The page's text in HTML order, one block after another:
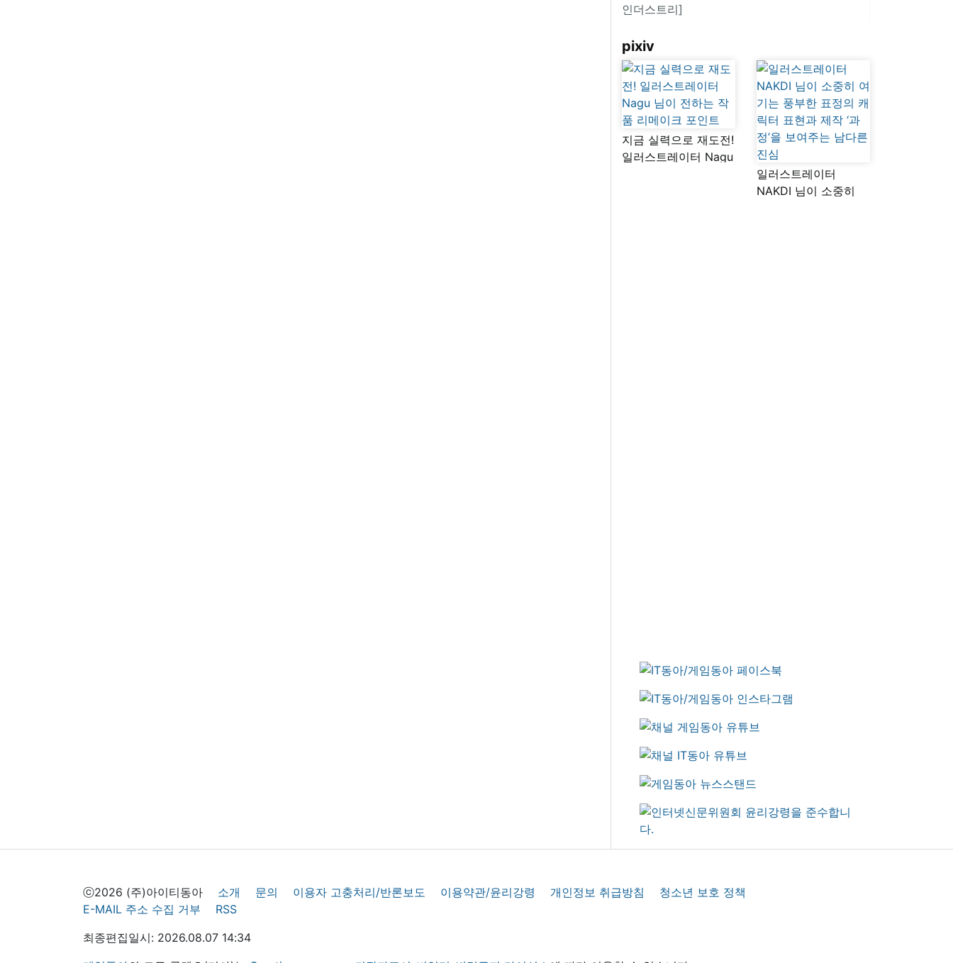
인더스트리]
pixiv
지금 실력으로 재도전!
일러스트레이터 Nagu
일러스트레이터
NAKDI 님이 소중히
ⓒ2026 (주)아이티동아 소개 문의 이용자 고충처리/반론보도 이용약관/윤리강령 개인정보 취급방침
청소년 보호 정책
E-MAIL 주소 수집 거부
RSS
최종편집일시: 2026.08.07 14:34